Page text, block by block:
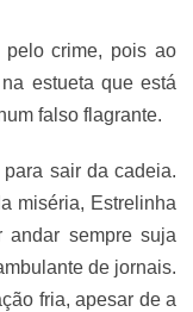
pelo crime, pois ao
estueta que está
falso flagrante.
sair da cadeia.
miséria, Estrelinha
sempre suja
de jornais.
fria, apesar de a